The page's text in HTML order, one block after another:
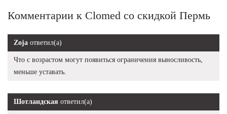
Комментарии к Clomed со скидкой Пермь
Zoja ответил(а)
Что с возрастом могут появиться ограничения выносливость,
меньше уставать.
Шотландская ответил(а)